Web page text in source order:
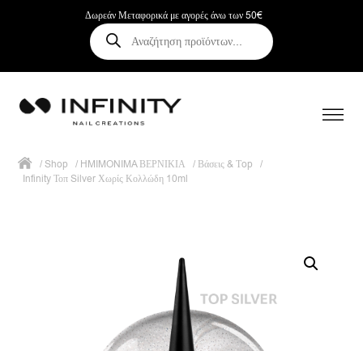
Δωρεάν Μεταφορικά με αγορές άνω των 50€
Αναζήτηση
προϊόντων
/Shop / HMIMONIMA ΒΕΡΝΙΚΙΑ / Βάσεις & Τop
/
Infinity Τοπ Silver Χωρίς Κολλώδη 10ml